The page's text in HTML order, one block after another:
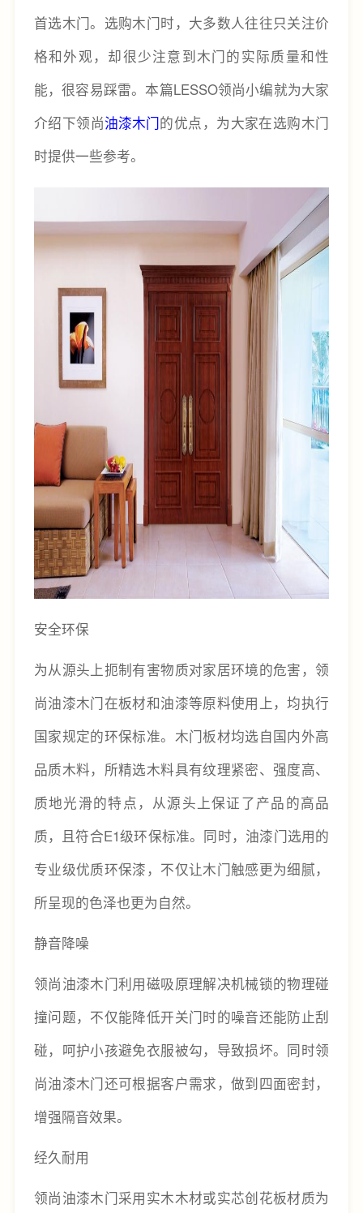
首选木门。选购木门时，大多数人往往只关注价
格和外观，却很少注意到木门的实际质量和性
能，很容易踩雷。本篇LESSO领尚小编就为大家
介绍下领尚油漆木门的优点，为大家在选购木门
时提供一些参考。
安全环保
为从源头上扼制有害物质对家居环境的危害，领
尚油漆木门在板材和油漆等原料使用上，均执行
国家规定的环保标准。木门板材均选自国内外高
品质木料，所精选木料具有纹理紧密、强度高、
质地光滑的特点，从源头上保证了产品的高品
质，且符合E1级环保标准。同时，油漆门选用的
专业级优质环保漆，不仅让木门触感更为细腻，
所呈现的色泽也更为自然。
静音降噪
领尚油漆木门利用磁吸原理解决机械锁的物理碰
撞问题，不仅能降低开关门时的噪音还能防止刮
碰，呵护小孩避免衣服被勾，导致损坏。同时领
尚油漆木门还可根据客户需求，做到四面密封，
增强隔音效果。
经久耐用
领尚油漆木门采用实木木材或实芯创花板材质为